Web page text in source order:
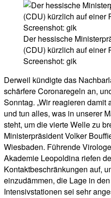
Der hessische
(CDU) kürzlich auf einer
Screenshot: gik
Derweil kündigte das
schärfere Coronaregeln an,
Sonntag. „Wir reagieren
und tun alles, was in unserer
steht, um die vierte Welle zu
Ministerpräsident Volker
Wiesbaden. Führende
Akademie Leopoldina riefen
Kontaktbeschränkungen auf,
einzudämmen, die Lage in
Intensivstationen sei sehr